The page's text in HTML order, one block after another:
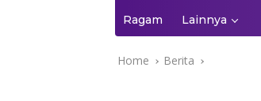
e
Ragam Lainnya
Home Berita